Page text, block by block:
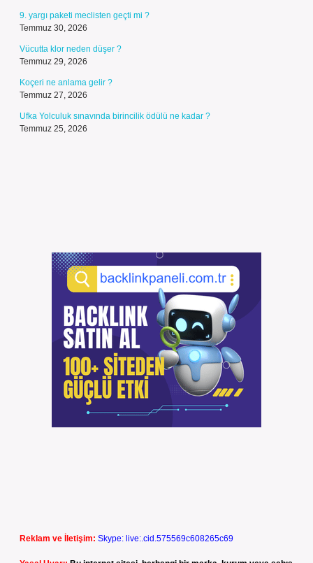
9. yargı paketi meclisten geçti mi ?
Temmuz 30, 2026
Vücutta klor neden düşer ?
Temmuz 29, 2026
Koçeri ne anlama gelir ?
Temmuz 27, 2026
Ufka Yolculuk sınavında birincilik ödülü ne kadar ?
Temmuz 25, 2026
Reklam ve İletişim: Skype: live:.cid.575569c608265c69